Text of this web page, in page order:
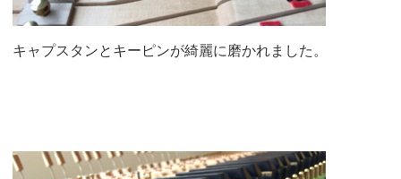
キャプスタンとキーピンが綺麗に磨かれました。